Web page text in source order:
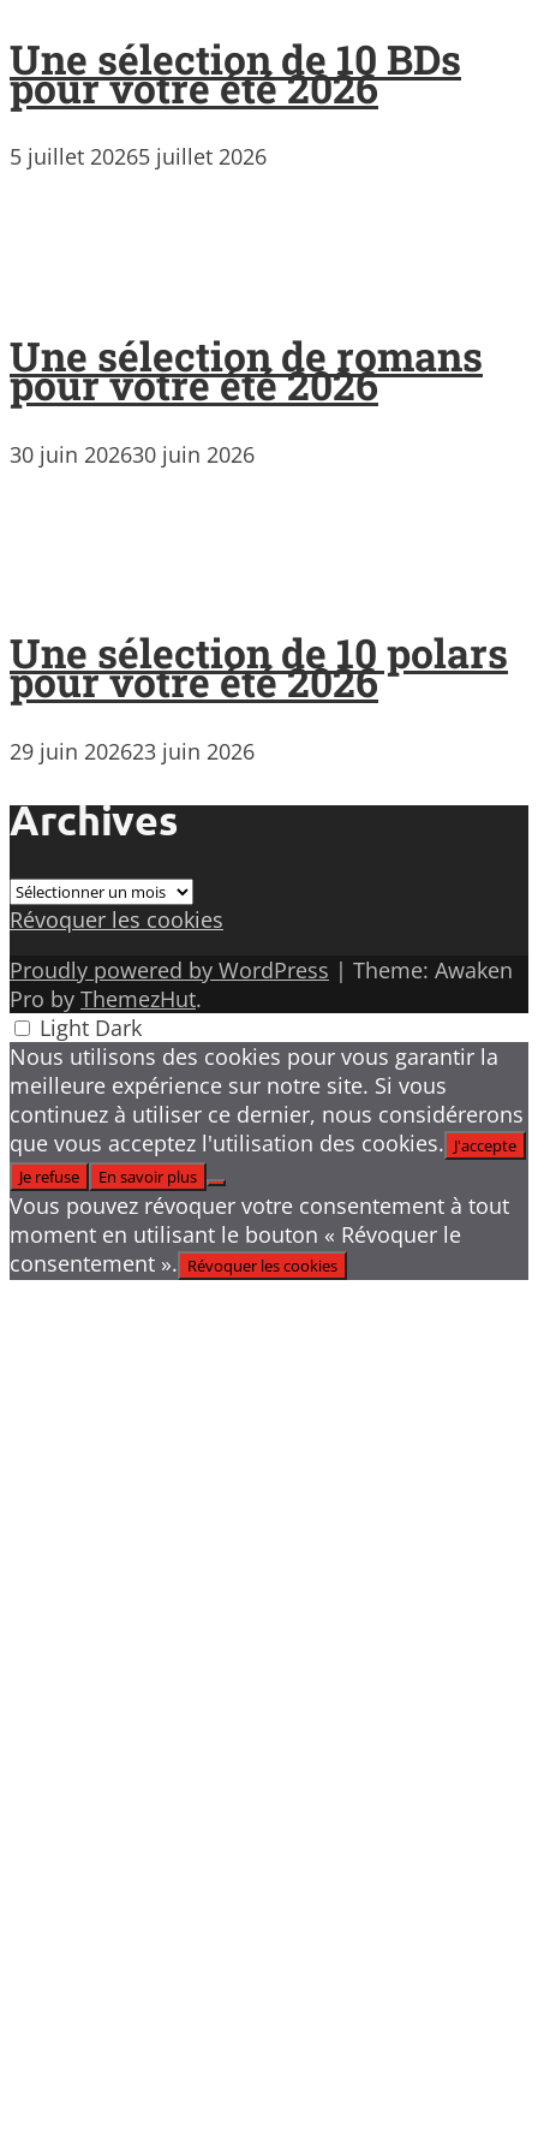
Une sélection de 10 BDs
pour votre été 2026
5 juillet 20265 juillet 2026
Une sélection de romans
pour votre été 2026
30 juin 202630 juin 2026
Une sélection de 10 polars
pour votre été 2026
29 juin 202623 juin 2026
Archives
Archives
Révoquer les cookies
Proudly powered by WordPress | Theme: Awaken
Pro by ThemezHut.
Light Dark
Nous utilisons des cookies pour vous garantir la
meilleure expérience sur notre site. Si vous
continuez à utiliser ce dernier, nous considérerons
que vous acceptez l'utilisation des cookies. J'accepte
Je refuse
En savoir plus
Vous pouvez révoquer votre consentement à tout
moment en utilisant le bouton « Révoquer le
consentement ». Révoquer les cookies